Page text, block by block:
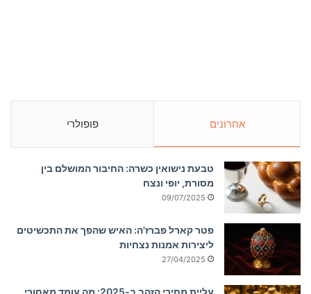
אחרונים פופולרי
טבעת נישואין כשרה: החיבור המושלם בין
מסורת, יופי ונצח
09/07/2025
פטר קארל פברז'ה: האיש שהפך את התכשיטים
ליצירות אמנות נצחיות
27/04/2025
עליית מחירי הזהב ב-2025: מה עומד מאחורי